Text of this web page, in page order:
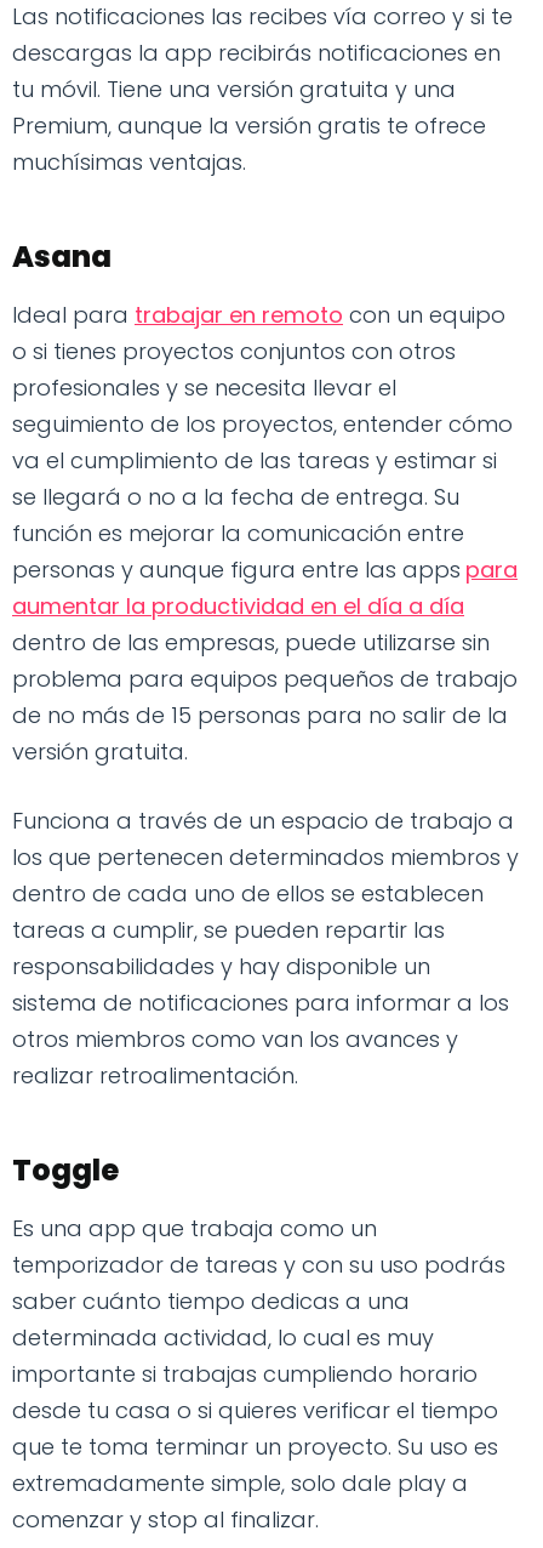
Las notificaciones las recibes vía correo y si te
descargas la app recibirás notificaciones en
tu móvil. Tiene una versión gratuita y una
Premium, aunque la versión gratis te ofrece
muchísimas ventajas.
Asana
Ideal para trabajar en remoto con un equipo
o si tienes proyectos conjuntos con otros
profesionales y se necesita llevar el
seguimiento de los proyectos, entender cómo
va el cumplimiento de las tareas y estimar si
se llegará o no a la fecha de entrega. Su
función es mejorar la comunicación entre
personas y aunque figura entre las apps para
aumentar la productividad en el día a día
dentro de las empresas, puede utilizarse sin
problema para equipos pequeños de trabajo
de no más de 15 personas para no salir de la
versión gratuita.
Funciona a través de un espacio de trabajo a
los que pertenecen determinados miembros y
dentro de cada uno de ellos se establecen
tareas a cumplir, se pueden repartir las
responsabilidades y hay disponible un
sistema de notificaciones para informar a los
otros miembros como van los avances y
realizar retroalimentación.
Toggle
Es una app que trabaja como un
temporizador de tareas y con su uso podrás
saber cuánto tiempo dedicas a una
determinada actividad, lo cual es muy
importante si trabajas cumpliendo horario
desde tu casa o si quieres verificar el tiempo
que te toma terminar un proyecto. Su uso es
extremadamente simple, solo dale play a
comenzar y stop al finalizar.